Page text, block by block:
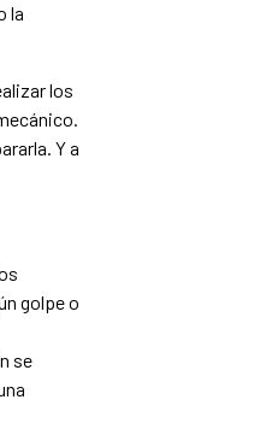
la
los
Y a
golpe o
se